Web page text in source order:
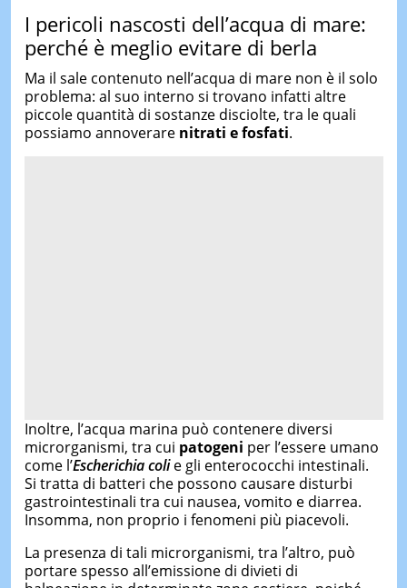
I pericoli nascosti dell’acqua di mare:
perché è meglio evitare di berla
Ma il sale contenuto nell’acqua di mare non è il solo
problema: al suo interno si trovano infatti altre
piccole quantità di sostanze disciolte, tra le quali
possiamo annoverare nitrati e fosfati.
Inoltre, l’acqua marina può contenere diversi
microrganismi, tra cui patogeni per l’essere umano
come l’Escherichia colie gli enterococchi intestinali.
Si tratta di batteri che possono causare disturbi
gastrointestinali tra cui nausea, vomito e diarrea.
Insomma, non proprio i fenomeni più piacevoli.
La presenza di tali microrganismi, tra l’altro, può
portare spesso all’emissione di divieti di